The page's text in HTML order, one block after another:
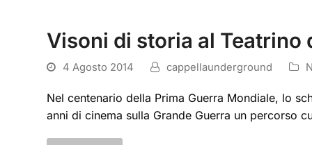
Visoni di storia al Teatrino
4 Agosto 2014 cappellaunderground
Nel centenario della Prima Guerra Mondiale, lo
anni di cinema sulla Grande Guerra un percorso